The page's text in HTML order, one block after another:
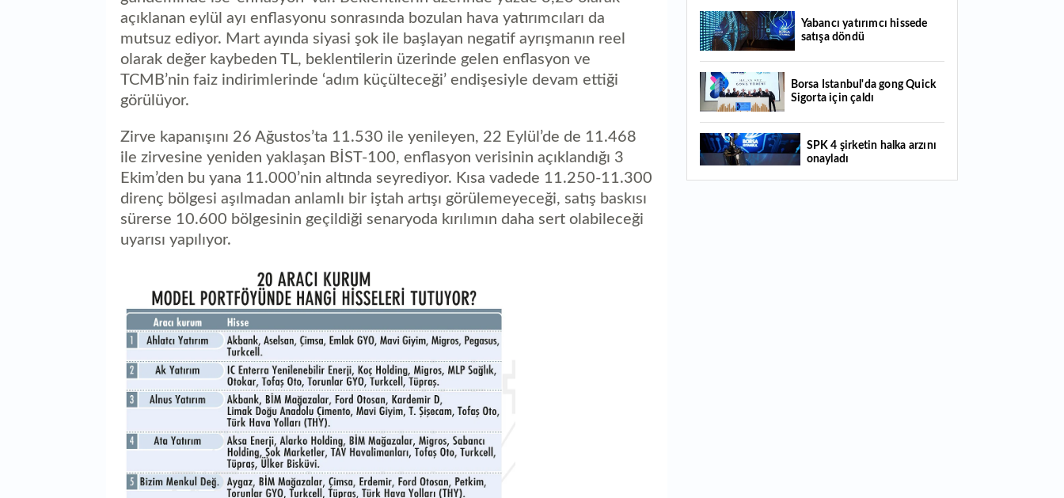
açıklanan eylül ayı enflasyonu sonrasında bozulan hava yatırımcıları da
mutsuz ediyor. Mart ayında siyasi şok ile başlayan negatif ayrışmanın reel
olarak değer kaybeden TL, beklentilerin üzerinde gelen enflasyon ve
TCMB’nin faiz indirimlerinde ‘adım küçülteceği’ endişesiyle devam ettiği
görülüyor.
Zirve kapanışını 26 Ağustos’ta 11.530 ile yenileyen, 22 Eylül’de de 11.468
ile zirvesine yeniden yaklaşan BİST-100, enflasyon verisinin açıklandığı 3
Ekim’den bu yana 11.000’nin altında seyrediyor. Kısa vadede 11.250-11.300
direnç bölgesi aşılmadan anlamlı bir iştah artışı görülemeyeceği, satış baskısı
sürerse 10.600 bölgesinin geçildiği senaryoda kırılımın daha sert olabileceği
uyarısı yapılıyor.
geriledi
15:07 Yabancı yatırımcı hissede satışa döndü
14:39
liraya geriledi
14:29 Türkiye'de her 4 kişiden 3'ü internet
bankacılığı kullanıyor
14:26 Türkiye'nin 2026 dijital karnesi: En çok
Yabancı yatırımcı hissede
satışa döndü
Borsa İstanbul'da gong Quick
Sigorta için çaldı
SPK 4 şirketin halka arzını
onayladı